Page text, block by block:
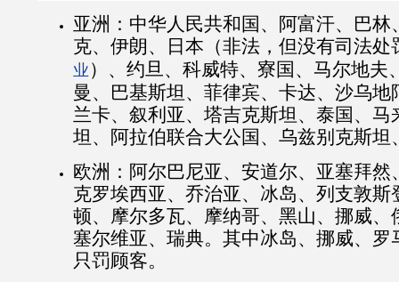
亚洲：中华人民共和国、阿富汗、巴林
克、伊朗、日本（非法，但没有司法处
业 ）、约旦、科威特、寮国、马尔地夫
曼、巴基斯坦、菲律宾、卡达、沙乌
兰卡、叙利亚、塔吉克斯坦、泰国、马
坦、阿拉伯联合大公国、乌兹别克斯坦
欧洲：阿尔巴尼亚、安道尔、亚塞拜然
克罗埃西亚、乔治亚、冰岛、列支敦斯
顿、摩尔多瓦、摩纳哥、黑山、挪威、
塞尔维亚、瑞典。其中冰岛、挪威、罗
只罚顾客。